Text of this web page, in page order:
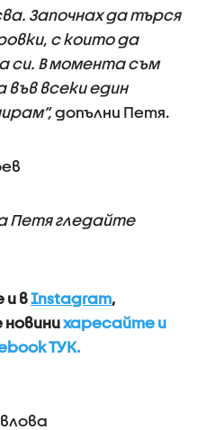
Започнах да търся
с които да
си. В момента съм
във всеки един
допълни Петя.
Петя гледайте
и вInstagram,
харесайте и
ТУК.